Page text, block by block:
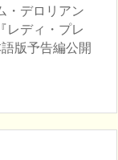
・デロリアン
レディ・プレ
版予告編公開